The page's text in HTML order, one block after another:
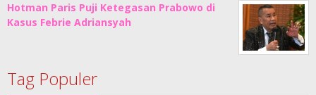
Hotman Paris Puji Ketegasan Prabowo di
Kasus Febrie Adriansyah
Tag Populer